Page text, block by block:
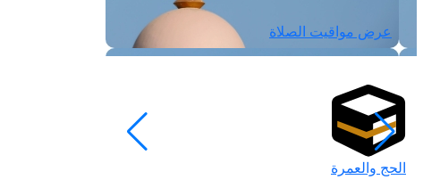
عرض مواقيت الصلاة
الحج والعمرة